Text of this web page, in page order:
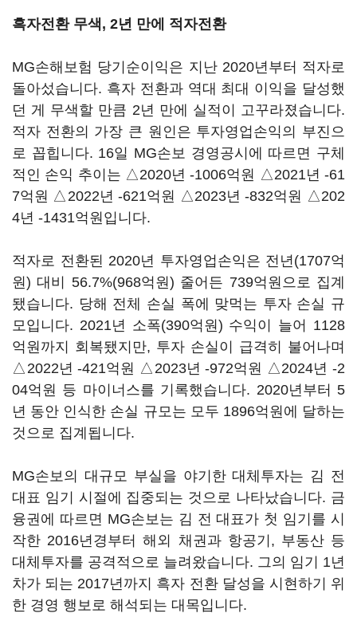
흑자전환 무색, 2년 만에 적자전환
MG손해보험 당기순이익은 지난 2020년부터 적자로
돌아섰습니다. 흑자 전환과 역대 최대 이익을 달성했
던 게 무색할 만큼 2년 만에 실적이 고꾸라졌습니다.
적자 전환의 가장 큰 원인은 투자영업손익의 부진으
로 꼽힙니다. 16일 MG손보 경영공시에 따르면 구체
적인 손익 추이는 △2020년 -1006억원 △2021년 -61
7억원 △2022년 -621억원 △2023년 -832억원 △202
4년 -1431억원입니다.
적자로 전환된 2020년 투자영업손익은 전년(1707억
원) 대비 56.7%(968억원) 줄어든 739억원으로 집계
됐습니다. 당해 전체 손실 폭에 맞먹는 투자 손실 규
모입니다. 2021년 소폭(390억원) 수익이 늘어 1128
억원까지 회복됐지만, 투자 손실이 급격히 불어나며
△2022년 -421억원 △2023년 -972억원 △2024년 -2
04억원 등 마이너스를 기록했습니다. 2020년부터 5
년 동안 인식한 손실 규모는 모두 1896억원에 달하는
것으로 집계됩니다.
MG손보의 대규모 부실을 야기한 대체투자는 김 전
대표 임기 시절에 집중되는 것으로 나타났습니다. 금
융권에 따르면 MG손보는 김 전 대표가 첫 임기를 시
작한 2016년경부터 해외 채권과 항공기, 부동산 등
대체투자를 공격적으로 늘려왔습니다. 그의 임기 1년
차가 되는 2017년까지 흑자 전환 달성을 시현하기 위
한 경영 행보로 해석되는 대목입니다.